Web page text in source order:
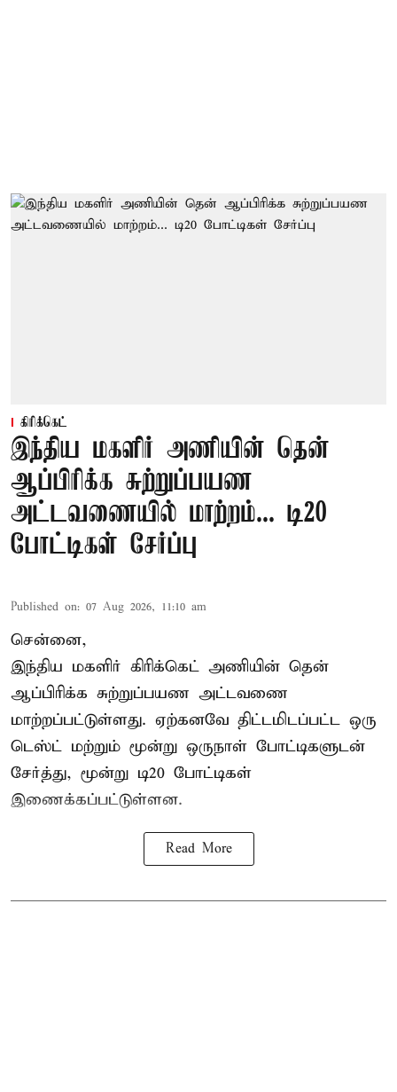
கிரிக்கெட்
இந்திய மகளிர் அணியின் தென்
ஆப்பிரிக்க சுற்றுப்பயண
அட்டவணையில் மாற்றம்... டி20
போட்டிகள் சேர்ப்பு
Published on: 07 Aug 2026, 11:10 am
சென்னை,
இந்திய மகளிர் கிரிக்கெட் அணியின் தென்
ஆப்பிரிக்க சுற்றுப்பயண அட்டவணை
மாற்றப்பட்டுள்ளது. ஏற்கனவே திட்டமிடப்பட்ட ஒரு
டெஸ்ட் மற்றும் மூன்று ஒருநாள் போட்டிகளுடன்
சேர்த்து, மூன்று டி20 போட்டிகள்
இணைக்கப்பட்டுள்ளன.
Read More